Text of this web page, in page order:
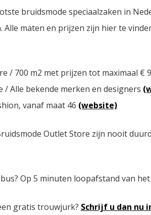
bruidsmode speciaalzaken in
Alle maten en prijzen zijn hier te
/ 700 m2 met prijzen tot maximaal €
/ Alle bekende merken en designers
vanaf maat 46 (website)
Outlet Store zijn nooit
Op 5 minuten loopafstand van
gratis trouwjurk? Schrijf u dan nu